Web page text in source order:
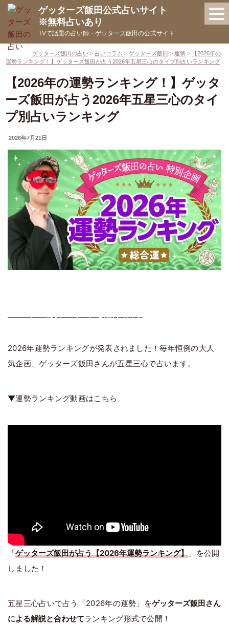
ン
へ
プ
ゲッターズ飯田公式占いサイト
※無料占いあり
TVで話題の占い師・ゲッターズ飯田の公式サイト
ゲッターズ飯田の占い > 占いコラム > ゲッターズ飯田 > 運勢 >
【2026年の
運勢ランキング！】ゲッターズ飯田が占う2026年五星三心のタイプ別占いランキング
【2026年の運勢ランキング！】ゲッタ
ーズ飯田が占う2026年五星三心のタイ
プ別占いランキング
UPDATED
2026年7月21日
2026年運勢ランキングが発表されました！毎年恒例の大人
気企画、ゲッターズ飯田さんが五星三心で占います。
▼運勢ランキング動画はこちら
「ゲッターズ飯田が占う【2026年運勢ランキング】 」を公開
しました！
五星三心占いで占う「2026年の運勢」をゲッターズ飯田さん
による解説と合わせてランキング形式で公開！